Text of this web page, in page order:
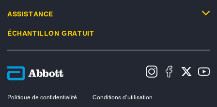
ASSISTANCE
ÉCHANTILLON GRATUIT
Politique de confidentialité
Conditions d’utilisation